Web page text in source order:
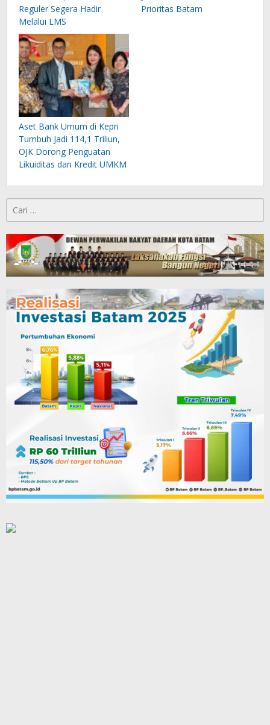
Reguler Segera Hadir
Melalui LMS
Prioritas Batam
Aset Bank Umum di Kepri
Tumbuh Jadi 114,1 Triliun,
OJK Dorong Penguatan
Likuiditas dan Kredit UMKM
untuk: